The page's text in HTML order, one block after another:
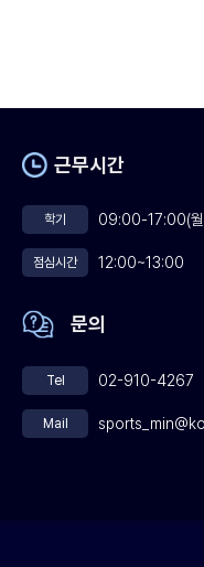
근무시간
학기 09:00-17:00(
점심시간 12:00~13:00
문의
Tel 02-910-4267
Mail